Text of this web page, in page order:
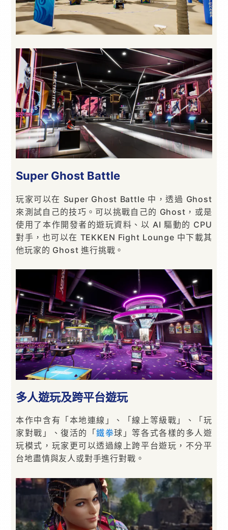
Super Ghost Battle
玩家可以在 Super Ghost Battle 中，透過 Ghost
來測試自己的技巧。可以挑戰自己的 Ghost，或是
使用了本作開發者的遊玩資料、以 AI 驅動的 CPU
對手，也可以在 TEKKEN Fight Lounge 中下載其
他玩家的 Ghost 進行挑戰。
多人遊玩及跨平台遊玩
本作中含有「本地連線」、「線上等級戰」、「玩
家對戰」、復活的「鐵拳球」等各式各樣的多人遊
玩模式，玩家更可以透過線上跨平台遊玩，不分平
台地盡情與友人或對手進行對戰。